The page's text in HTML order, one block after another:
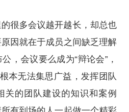
的很多会议越开越长，却总也
因就在于成员之间缺乏理解
，会议要么成为“辩论会”，
本无法集思广益，发挥团队
关的团队建设的知识和案例